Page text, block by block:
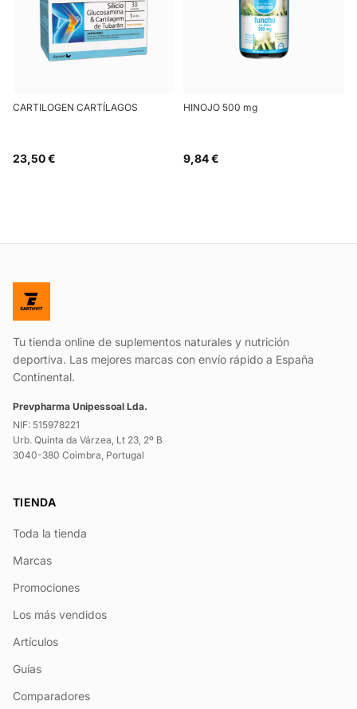
CARTILOGEN CARTÍLAGOS
23,50 €
HINOJO 500 mg
9,84 €
Tu tienda online de suplementos naturales y nutrición
deportiva. Las mejores marcas con envío rápido a España
Continental.
Prevpharma Unipessoal Lda.
NIF: 515978221
Urb. Quinta da Várzea, Lt 23, 2º B
3040-380 Coimbra, Portugal
TIENDA
Toda la tienda
Marcas
Promociones
Los más vendidos
Artículos
Guías
Comparadores